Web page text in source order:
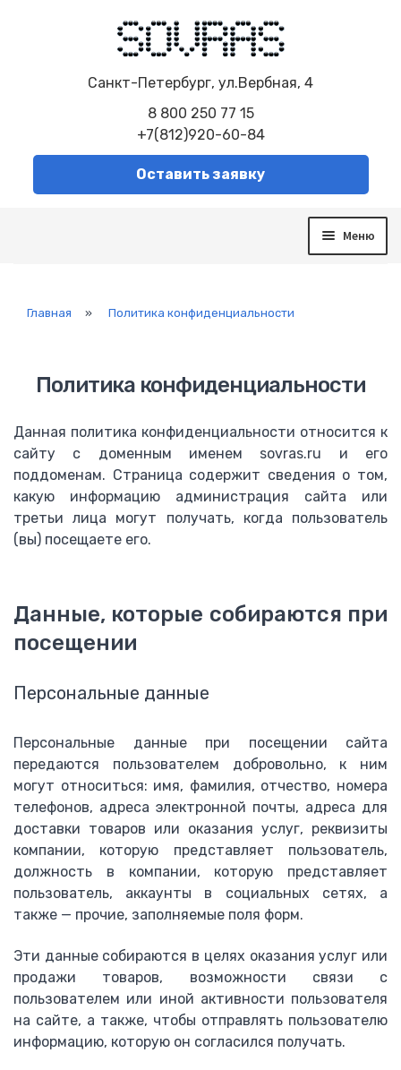
Санкт-Петербург, ул.Вербная, 4
8 800 250 77 15
+7(812)920-60-84
Оставить заявку
Меню
Каталог
Контакты
Главная » Политика конфиденциальности
Политика конфиденциальности
Данная политика конфиденциальности относится к
сайту с доменным именем sovras.ru и его
поддоменам. Страница содержит сведения о том,
какую информацию администрация сайта или
третьи лица могут получать, когда пользователь
(вы) посещаете его.
Данные, которые собираются при
посещении
Персональные данные
Персональные данные при посещении сайта
передаются пользователем добровольно, к ним
могут относиться: имя, фамилия, отчество, номера
телефонов, адреса электронной почты, адреса для
доставки товаров или оказания услуг, реквизиты
компании, которую представляет пользователь,
должность в компании, которую представляет
пользователь, аккаунты в социальных сетях, а
также — прочие, заполняемые поля форм.
Эти данные собираются в целях оказания услуг или
продажи товаров, возможности связи с
пользователем или иной активности пользователя
на сайте, а также, чтобы отправлять пользователю
информацию, которую он согласился получать.